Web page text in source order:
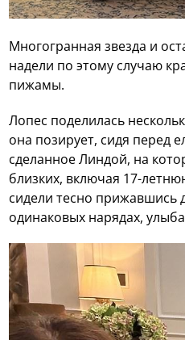
Многогранная звезда и
надели по этому случаю
пижамы.
Лопес поделилась
она позирует, сидя перед
сделанное Линдой, на
близких, включая 17-
сидели тесно прижавшись
одинаковых нарядах,